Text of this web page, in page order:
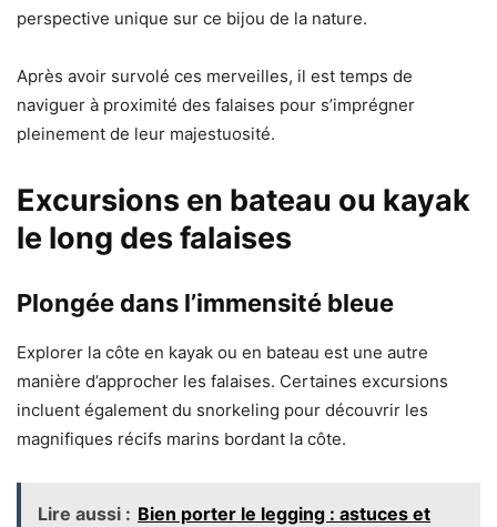
perspective unique sur ce bijou de la nature.
Après avoir survolé ces merveilles, il est temps de
naviguer à proximité des falaises pour s’imprégner
pleinement de leur majestuosité.
Excursions en bateau ou kayak
le long des falaises
Plongée dans l’immensité bleue
Explorer la côte en kayak ou en bateau est une autre
manière d’approcher les falaises. Certaines excursions
incluent également du snorkeling pour découvrir les
magnifiques récifs marins bordant la côte.
Lire aussi : Bien porter le legging : astuces et